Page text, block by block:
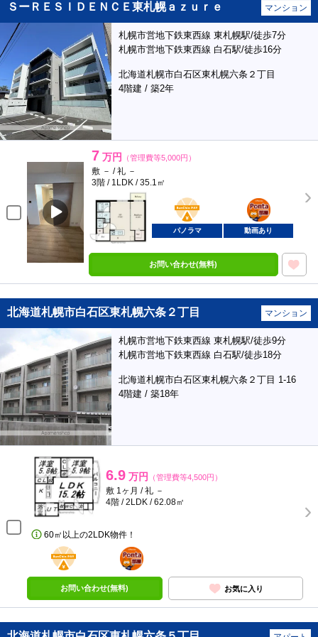
ＳーＲＥＳＩＤＥＮＣＥ東札幌ａｚｕｒｅ マンション
札幌市営地下鉄東西線 東札幌駅/徒歩7分
札幌市営地下鉄東西線 白石駅/徒歩16分
北海道札幌市白石区東札幌六条２丁目
4階建 / 築2年
7 万円 （管理費等5,000円）
敷 － / 礼 －
3階 / 1LDK / 35.1㎡
BunChinPAY
ポンタ
部屋
パノラマ 動画あり
お問い合わせ(無料)
北海道札幌市白石区東札幌六条２丁目 マンション
札幌市営地下鉄東西線 東札幌駅/徒歩9分
札幌市営地下鉄東西線 白石駅/徒歩18分
北海道札幌市白石区東札幌六条２丁目 1-16
4階建 / 築18年
6.9 万円 （管理費等4,500円）
敷 1ヶ月 / 礼 －
4階 / 2LDK / 62.08㎡
60㎡以上の2LDK物件！
BunChinPAY
ポンタ
部屋
お問い合わせ(無料) お気に入り